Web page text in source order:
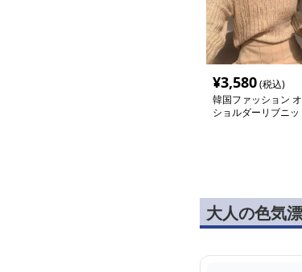
¥3,580(税込)
韓国ファッション
ショルダーリブニッ
大人の色気